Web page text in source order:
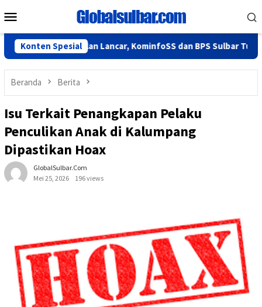
ke
Mobile
Konten Spesial
2026 Berjalan Lancar, KominfoSS dan BPS Sulbar Turun
Beranda Berita
Isu Terkait Penangkapan Pelaku
Penculikan Anak di Kalumpang
Dipastikan Hoax
GlobalSulbar.com
Mei 25, 2026
196 views